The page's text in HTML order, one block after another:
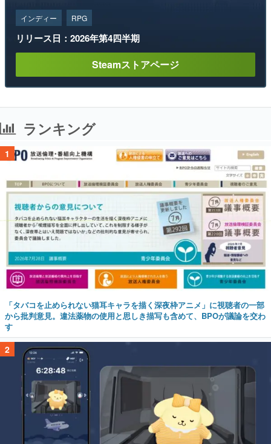
インディー RPG
リリース日：2026年第4四半期
Steamストアページ
ランキング
1
「タバコを止められない猫耳キャラを描く深夜枠アニメ」に視聴者の一部
から批判意見。違法薬物の使用と思しき描写も含めて、BPOが議論を交わ
す
2